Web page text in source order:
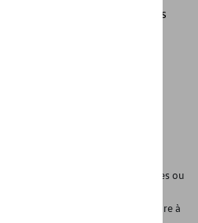
lorsqu'il n'est pas
de l'espace.
transporte des objets humides ou
être facilement retiré de la voiture à